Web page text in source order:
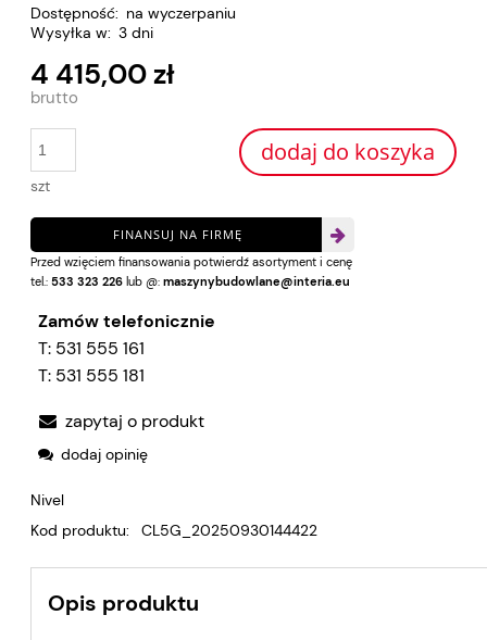
Dostępność: na wyczerpaniu
Wysyłka w: 3 dni
4 415,00 zł
szt
dodaj do koszyka
FINANSUJ NA FIRMĘ
Przed wzięciem finansowania potwierdź asortyment i cenę
tel.: 533 323 226 lub @: maszynybudowlane@interia.eu
Zamów telefonicznie
T: 531 555 161
T: 531 555 181
zapytaj o produkt
dodaj opinię
Nivel
Kod produktu:
CL5G_20250930144422
Opis produktu